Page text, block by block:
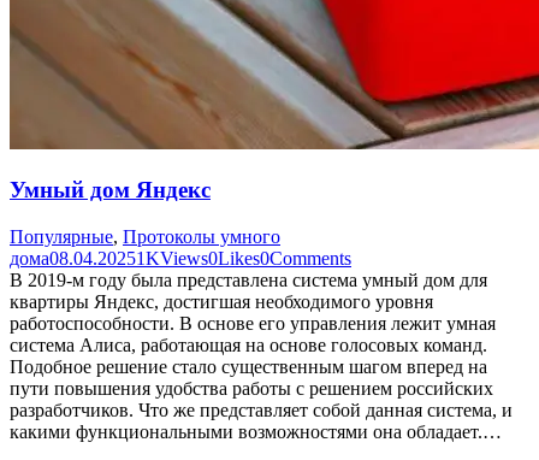
Умный дом Яндекс
Популярные, Протоколы умного
дома08.04.20251KViews0Likes0Comments
В 2019-м году была представлена система умный дом для
квартиры Яндекс, достигшая необходимого уровня
работоспособности. В основе его управления лежит умная
система Алиса, работающая на основе голосовых команд.
Подобное решение стало существенным шагом вперед на
пути повышения удобства работы с решением российских
разработчиков. Что же представляет собой данная система, и
какими функциональными возможностями она обладает.…